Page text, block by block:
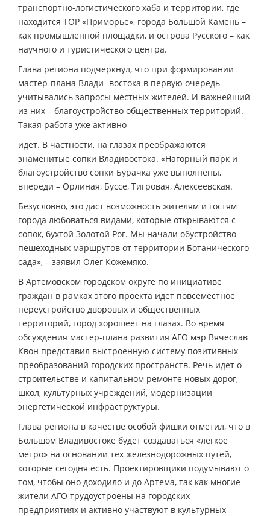
транспортно-логистического хаба и территории, где
находится ТОР «Приморье», города Большой Камень –
как промышленной площадки, и острова Русского – как
научного и туристического центра.
Глава региона подчеркнул, что при формировании
мастер-плана Влади- востока в первую очередь
учитывались запросы местных жителей. И важнейший
из них – благоустройство общественных территорий.
Такая работа уже активно
идет. В частности, на глазах преображаются
знаменитые сопки Владивостока. «Нагорный парк и
благоустройство сопки Бурачка уже выполнены,
впереди – Орлиная, Буссе, Тигровая, Алексеевская.
Безусловно, это даст возможность жителям и гостям
города любоваться видами, которые открываются с
сопок, бухтой Золотой Рог. Мы начали обустройство
пешеходных маршрутов от территории Ботанического
сада», – заявил Олег Кожемяко.
В Артемовском городском округе по инициативе
граждан в рамках этого проекта идет повсеместное
переустройство дворовых и общественных
территорий, город хорошеет на глазах. Во время
обсуждения мастер-плана развития АГО мэр Вячеслав
Квон представил выстроенную систему позитивных
преобразований городских пространств. Речь идет о
строительстве и капитальном ремонте новых дорог,
школ, культурных учреждений, модернизации
энергетической инфраструктуры.
Глава региона в качестве особой фишки отметил, что в
Большом Владивостоке будет создаваться «легкое
метро» на основании тех железнодорожных путей,
которые сегодня есть. Проектировщики подумывают о
том, чтобы оно доходило и до Артема, так как многие
жители АГО трудоустроены на городских
предприятиях и активно участвуют в культурных